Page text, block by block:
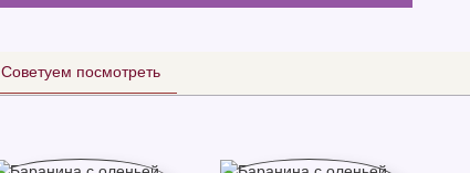
Советуем посмотреть